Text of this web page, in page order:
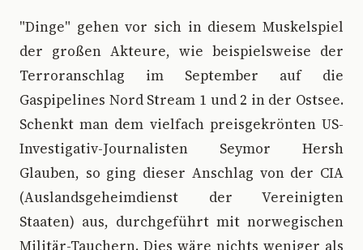
"Dinge" gehen vor sich in diesem Muskelspiel
der großen Akteure, wie beispielsweise der
Terroranschlag im September auf die
Gaspipelines Nord Stream 1 und 2 in der Ostsee.
Schenkt man dem vielfach preisgekrönten US-
Investigativ-Journalisten Seymor Hersh
Glauben, so ging dieser Anschlag von der CIA
(Auslandsgeheimdienst der Vereinigten
Staaten) aus, durchgeführt mit norwegischen
Militär-Tauchern. Dies wäre nichts weniger als